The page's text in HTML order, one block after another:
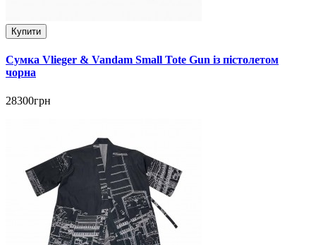
Купити
Сумка Vlieger & Vandam Small Tote Gun із пістолетом
чорна
28300грн